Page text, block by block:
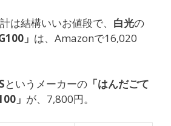
は結構いいお値段で、 白光の
」 は、Amazonで16,020
というメーカーの 「はんだごて
」 が、7,800円。